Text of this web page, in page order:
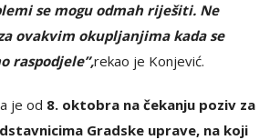
se mogu odmah riješiti. Ne
ovakvim okupljanjima kada se
raspodjele”,rekao je Konjević.
je od 8. oktobra na čekanju poziv za
Gradske uprave, na koji